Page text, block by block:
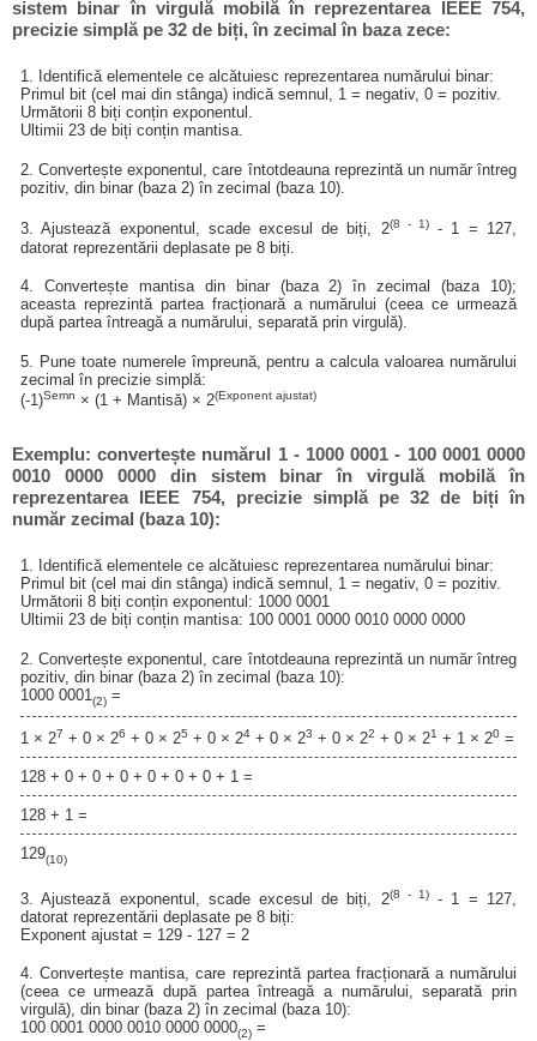
sistem binar în virgulă mobilă în reprezentarea IEEE 754,
precizie simplă pe 32 de biți, în zecimal în baza zece:
1. Identifică elementele ce alcătuiesc reprezentarea numărului binar:
Primul bit (cel mai din stânga) indică semnul, 1 = negativ, 0 = pozitiv.
Următorii 8 biți conțin exponentul.
Ultimii 23 de biți conțin mantisa.
2. Convertește exponentul, care întotdeauna reprezintă un număr întreg
pozitiv, din binar (baza 2) în zecimal (baza 10).
3. Ajustează exponentul, scade excesul de biți, 2(8 - 1)
- 1 = 127,
datorat reprezentării deplasate pe 8 biți.
4. Convertește mantisa din binar (baza 2) în zecimal (baza 10);
aceasta reprezintă partea fracționară a numărului (ceea ce urmează
după partea întreagă a numărului, separată prin virgulă).
5. Pune toate numerele împreună, pentru a calcula valoarea numărului
zecimal în precizie simplă:
(-1)Semn × (1 + Mantisă) × 2(Exponent ajustat)
Exemplu: convertește numărul 1 - 1000 0001 - 100 0001 0000
0010 0000 0000 din sistem binar în virgulă mobilă în
reprezentarea IEEE 754, precizie simplă pe 32 de biți în
număr zecimal (baza 10):
1. Identifică elementele ce alcătuiesc reprezentarea numărului binar:
Primul bit (cel mai din stânga) indică semnul, 1 = negativ, 0 = pozitiv.
Următorii 8 biți conțin exponentul: 1000 0001
Ultimii 23 de biți conțin mantisa: 100 0001 0000 0010 0000 0000
2. Convertește exponentul, care întotdeauna reprezintă un număr întreg
pozitiv, din binar (baza 2) în zecimal (baza 10):
1000 0001(2) =
1 × 27 + 0 × 26 + 0 × 25 + 0 × 24 + 0 × 23 + 0 × 22 + 0 × 21 + 1 × 20 =
128 + 0 + 0 + 0 + 0 + 0 + 0 + 1 =
128 + 1 =
129(10)
3. Ajustează exponentul, scade excesul de biți, 2(8 - 1)
- 1 = 127,
datorat reprezentării deplasate pe 8 biți:
Exponent ajustat = 129 - 127 = 2
4. Convertește mantisa, care reprezintă partea fracționară a numărului
(ceea ce urmează după partea întreagă a numărului, separată prin
virgulă), din binar (baza 2) în zecimal (baza 10):
100 0001 0000 0010 0000 0000(2) =